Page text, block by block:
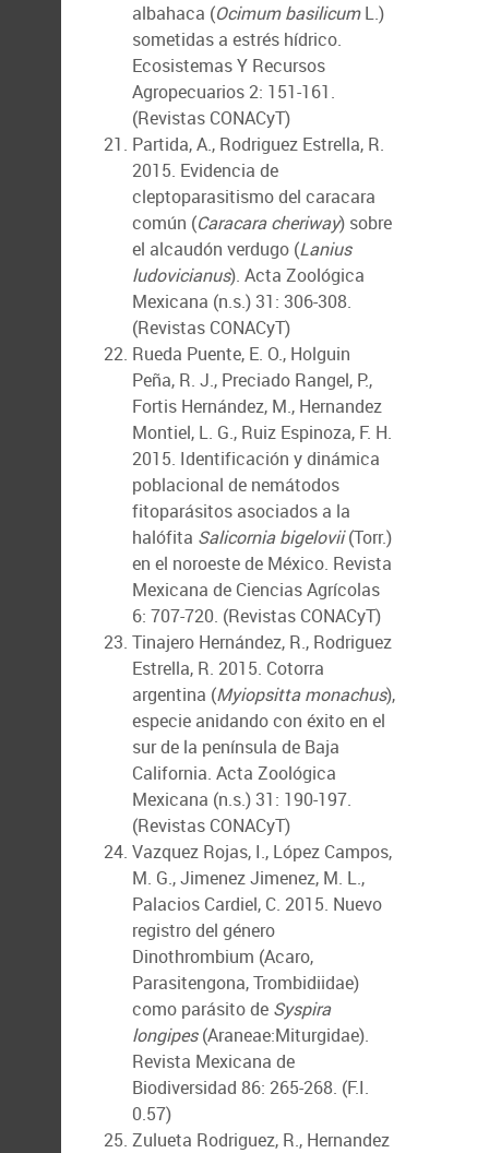
albahaca (Ocimum basilicumL.)
sometidas a estrés hídrico.
Ecosistemas Y Recursos
Agropecuarios 2: 151-161.
(Revistas CONACyT)
Partida, A., Rodriguez Estrella, R.
2015. Evidencia de
cleptoparasitismo del caracara
común (Caracara cheriway) sobre
el alcaudón verdugo (Lanius
ludovicianus). Acta Zoológica
Mexicana (n.s.) 31: 306-308.
(Revistas CONACyT)
Rueda Puente, E. O., Holguin
Peña, R. J., Preciado Rangel, P.,
Fortis Hernández, M., Hernandez
Montiel, L. G., Ruiz Espinoza, F. H.
2015. Identificación y dinámica
poblacional de nemátodos
fitoparásitos asociados a la
halófita Salicornia bigelovii(Torr.)
en el noroeste de México. Revista
Mexicana de Ciencias Agrícolas
6: 707-720. (Revistas CONACyT)
Tinajero Hernández, R., Rodriguez
Estrella, R. 2015. Cotorra
argentina (Myiopsitta monachus),
especie anidando con éxito en el
sur de la península de Baja
California. Acta Zoológica
Mexicana (n.s.) 31: 190-197.
(Revistas CONACyT)
Vazquez Rojas, I., López Campos,
M. G., Jimenez Jimenez, M. L.,
Palacios Cardiel, C. 2015. Nuevo
registro del género
Dinothrombium (Acaro,
Parasitengona, Trombidiidae)
como parásito de Syspira
longipes(Araneae:Miturgidae).
Revista Mexicana de
Biodiversidad 86: 265-268. (F.I.
0.57)
Zulueta Rodriguez, R., Hernandez